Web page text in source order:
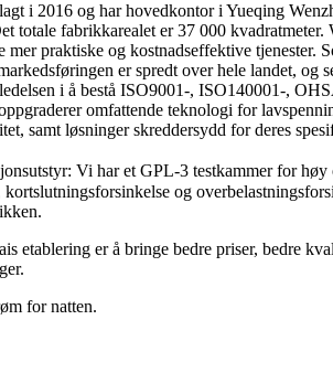
i 2016 og har hovedkontor i Yueqing
totale fabrikkarealet er 37 000
mer praktiske og kostnadseffektive tjenester.
er spredt over hele landet,
i å bestå ISO9001-, ISO140001-,
omfattende teknologi for
samt løsninger skreddersydd for deres
Vi har et GPL-3 testkammer for
kortslutningsforsinkelse og
etablering er å bringe bedre priser, bedre
for natten.